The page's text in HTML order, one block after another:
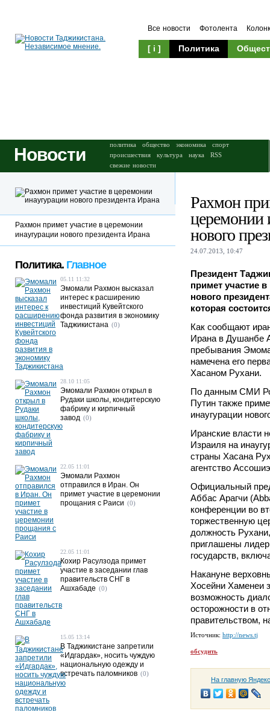
Все новости Фотолента
[ i ] Политика
Новости политика общество экономика
спорт
происшествия
культура наука
RSS
свежие новости
Рахмон
церемонии
нового
24.07.2013, 10:47
Президент
примет участие
нового
которая
Как сообщают
Ирана в Душанбе
пребывания
намечена его
Хасаном Рухани.
По данным СМИ
Путин также
инаугурации
Иранские власти
Израиля на
страны Хасана
агентство
Официальный
Аббас Арагчи
конференции во
торжественную
должность
приглашены
государств,
Накануне
Хосейни Хаменеи
возможность
осторожности в
правительством,
Источник: http://news.tj
обсудить
На главную
Рахмон примет участие в церемонии
инаугурации нового президента Ирана
Политика. Главное
05.11 11:32
Эмомали Рахмон высказал
интерес к расширению
инвестиций Кувейтского
фонда развития в экономику
Таджикистана (0)
28.10 11:05
Эмомали Рахмон открыл в
Рудаки школы, кондитерскую
фабрику и кирпичный
завод (0)
22.05 11:01
Эмомали Рахмон
отправился в Иран. Он
примет участие в церемонии
прощания с Раиси (0)
22.05 11:01
Кохир Расулзода примет
участие в заседании глав
правительств СНГ в
Ашхабаде (0)
15.05 13:14
В Таджикистане запретили
«Идгардак», носить чуждую
национальную одежду и
встречать паломников (0)